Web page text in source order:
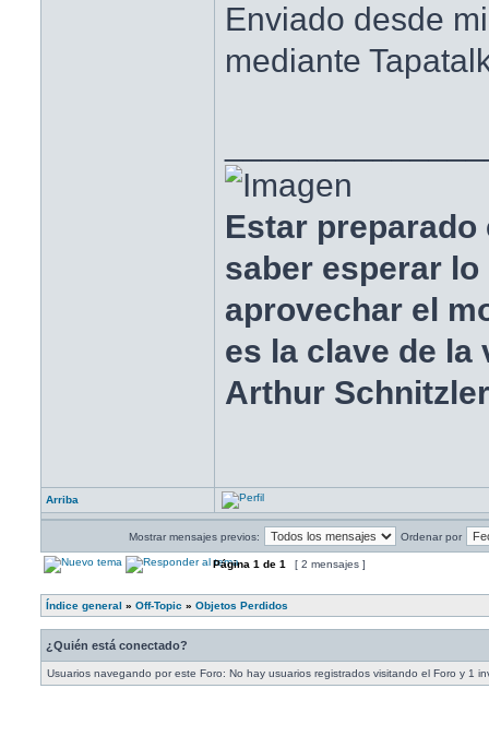
Enviado desde
mediante
Estar
saber esperar
aprovechar el
es la clave de la
Arthur
Arriba
Mostrar mensajes previos: Ordenar por
Página 1 de 1 [ 2 mensajes ]
Índice general » Off-Topic » Objetos Perdidos
¿Quién está conectado?
Usuarios navegando por este Foro: No hay usuarios registrados visitando el Foro y 1